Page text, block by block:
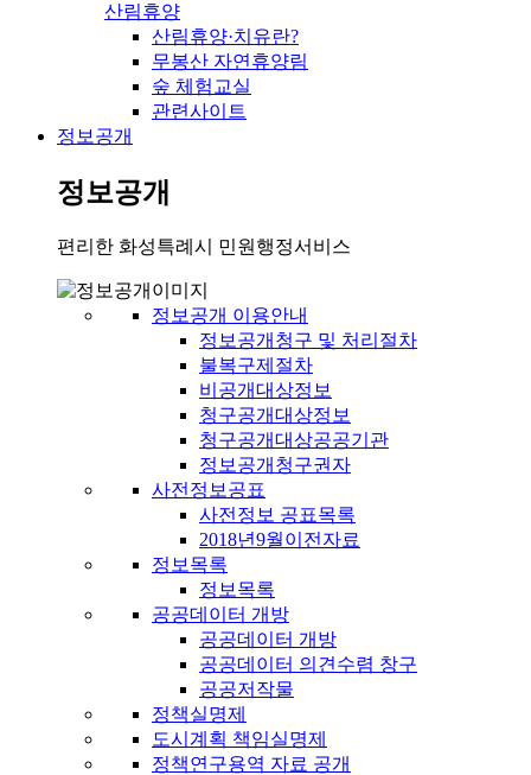
산림휴양
산림휴양·치유란?
무봉산 자연휴양림
숲 체험교실
관련사이트
정보공개
정보공개
편리한 화성특례시 민원행정서비스
정보공개 이용안내
정보공개청구 및 처리절차
불복구제절차
비공개대상정보
청구공개대상정보
청구공개대상공공기관
정보공개청구권자
사전정보공표
사전정보 공표목록
2018년9월이전자료
정보목록
정보목록
공공데이터 개방
공공데이터 개방
공공데이터 의견수렴 창구
공공저작물
정책실명제
도시계획 책임실명제
정책연구용역 자료 공개